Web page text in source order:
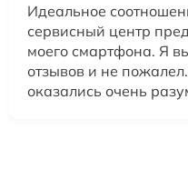
Идеальное
сервисный центр
моего смартфона. Я
отзывов и не
оказались очень